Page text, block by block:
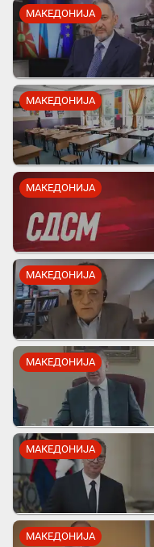
МАКЕДОНИЈА
МАКЕДОНИЈА
МАКЕДОНИЈА
МАКЕДОНИЈА
МАКЕДОНИЈА
МАКЕДОНИЈА
МАКЕДОНИЈА